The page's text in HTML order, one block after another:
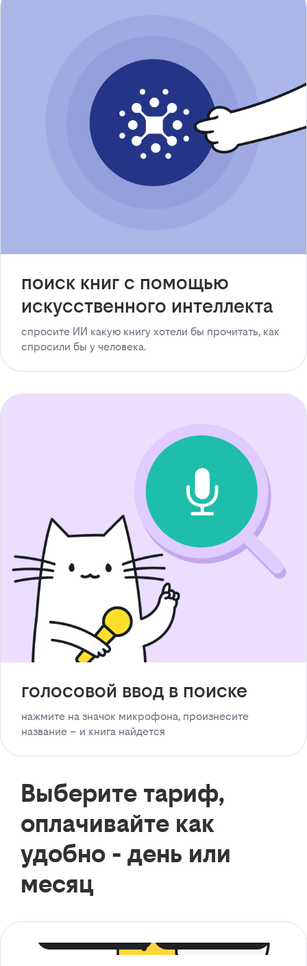
поиск книг с помощью
искусственного интеллекта
спросите ИИ какую книгу хотели бы прочитать, как
спросили бы у человека.
голосовой ввод в поиске
нажмите на значок микрофона, произнесите
название – и книга найдется
Выберите тариф,
оплачивайте как
удобно - день или
месяц